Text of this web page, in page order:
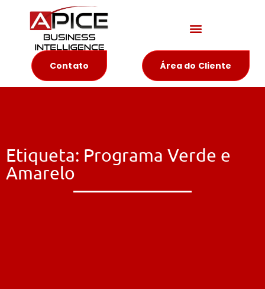
Contato Área do Cliente
Etiqueta: Programa Verde e
Amarelo